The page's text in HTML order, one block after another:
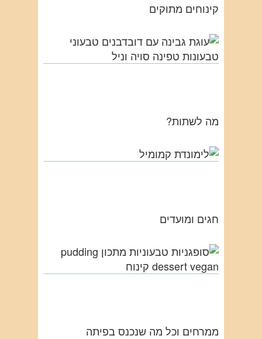
קינוחים מתוקים
מה לשתות?
חגים ומועדים
ממרחים וכל מה שנכנס בפיתה